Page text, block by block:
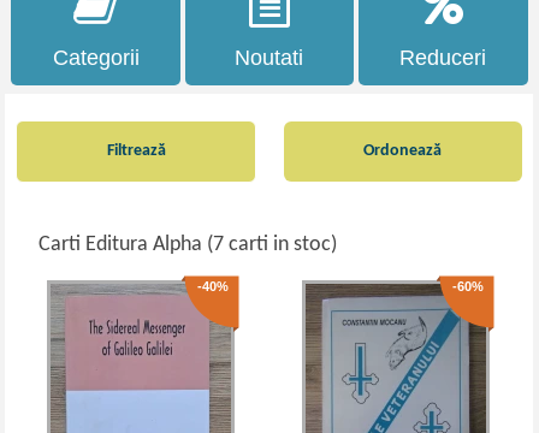
Categorii Noutati Reduceri
Filtrează
Carti Editura Alpha (7 carti in stoc)
Ordonează
-40% -60%